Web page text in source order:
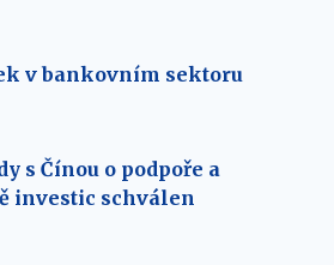
v bankovním sektoru
s Čínou o podpoře a
investic schválen